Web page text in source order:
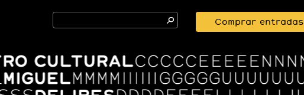
Search
for:
Comprar entradas